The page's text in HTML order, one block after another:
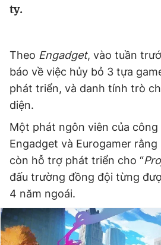
Video
Sản phẩm khác
Tiện ích Bạn
Thông tin tòa soạn
Đọc Thanh Niên trên điện thoại
ty.
Theo Engadget, vào tuần
báo về việc hủy bỏ 3 tựa
phát triển, và danh tính trò
diện.
Một phát ngôn viên của
Engadget và Eurogamer
còn hỗ trợ phát triển cho “
đấu trường đồng đội từng
4 năm ngoái.